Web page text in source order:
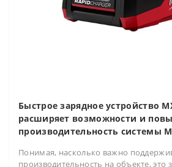
Быстрое зарядное устройство
расширяет возможности и
производительность системы
Понимая, насколько важно
производительность на объекте, это